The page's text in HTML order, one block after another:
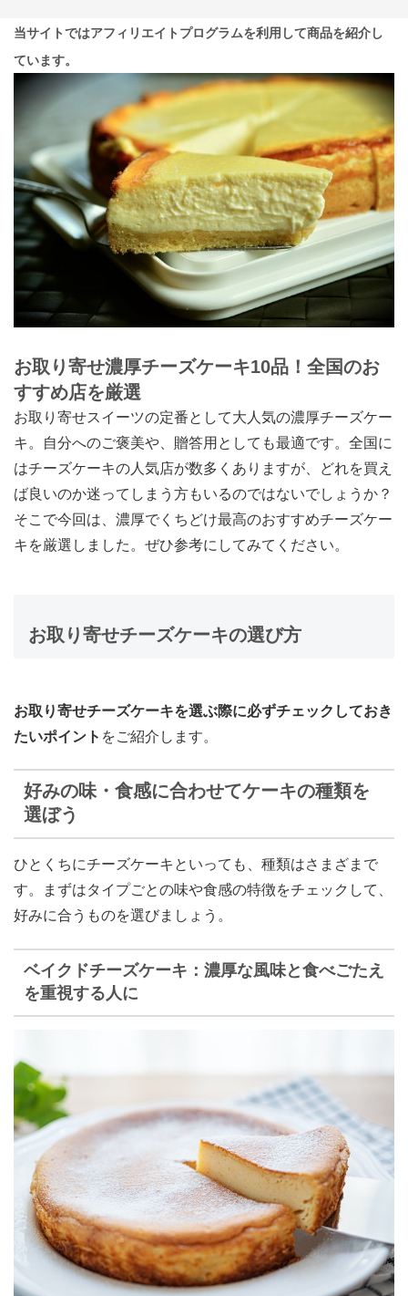
当サイトではアフィリエイトプログラムを利用して商品を紹介し
ています。
お取り寄せ濃厚チーズケーキ10品！全国のお
すすめ店を厳選
お取り寄せスイーツの定番として大人気の濃厚チーズケー
キ。自分へのご褒美や、贈答用としても最適です。全国に
はチーズケーキの人気店が数多くありますが、どれを買え
ば良いのか迷ってしまう方もいるのではないでしょうか？
そこで今回は、濃厚でくちどけ最高のおすすめチーズケー
キを厳選しました。ぜひ参考にしてみてください。
お取り寄せチーズケーキの選び方
お取り寄せチーズケーキを選ぶ際に必ずチェックしておき
たいポイント をご紹介します。
好みの味・食感に合わせてケーキの種類を
選ぼう
ひとくちにチーズケーキといっても、種類はさまざまで
す。まずはタイプごとの味や食感の特徴をチェックして、
好みに合うものを選びましょう。
ベイクドチーズケーキ：濃厚な風味と食べごたえ
を重視する人に